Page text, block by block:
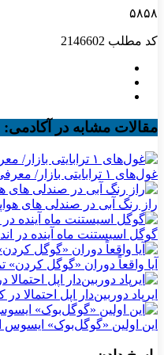
۵۸۵۸
کد مطلب 2146602
مقالات مشابه در آکادمی:
غول‌های ۱ ترابایتی بازار/ معرفی گوشی‌هایی با بالاترین ظرفیت حافظه داخلی در سال ۲۰۲۶
راز رنگ آبی در صندلی های
گوگل اسیستنت ماه آینده در
آیا واقعاً دوران «گوگل
ایرپاد دوربین‌دار اپل احتمالا در کنار آیفون ۱۸
این اولین «گوگل‌بوک»